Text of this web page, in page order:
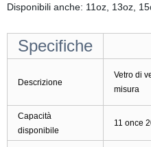
Disponibili anche: 11oz, 13oz,
Specifiche
Descrizione
Vetro di
misura
Capacità
disponibile
11 once